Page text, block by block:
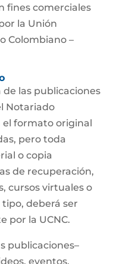
fines comerciales
la Unión
Colombiano –
las publicaciones
Notariado
el formato original
pero toda
o copia
de recuperación,
cursos virtuales o
deberá ser
por la UCNC.
publicaciones–
eventos,